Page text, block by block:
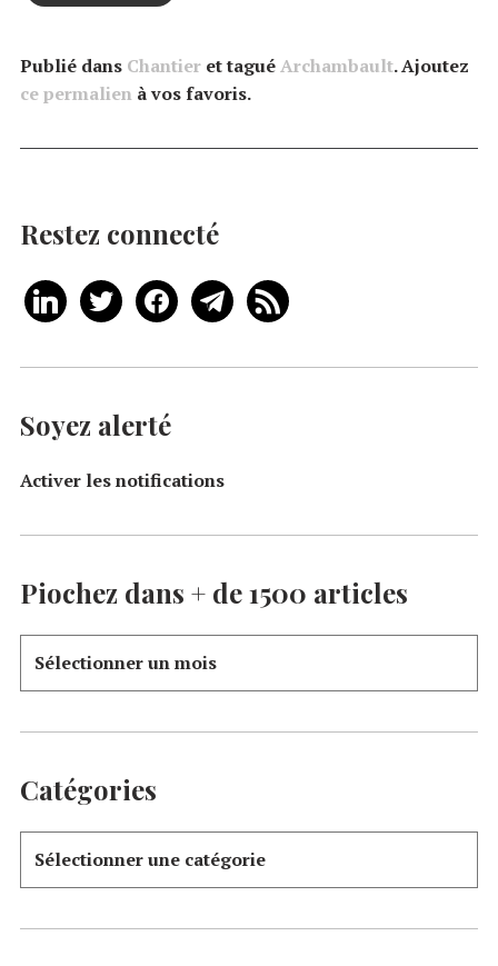
Publié dans Chantier et taguéArchambault. Ajoutez
ce permalien à vos favoris.
Restez connecté
Soyez alerté
Activer les notifications
Piochez dans + de 1500 articles
Catégories